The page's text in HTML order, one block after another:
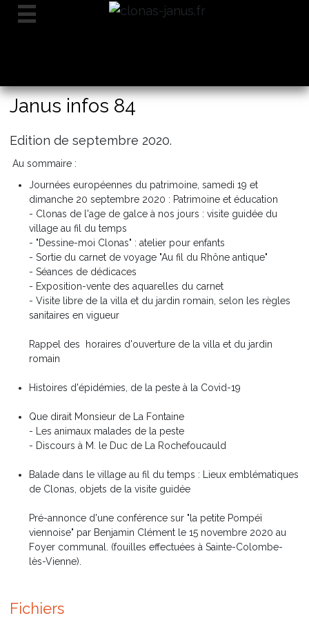
Janus infos 84
Edition de septembre 2020.
Au sommaire :
Journées européennes du patrimoine, samedi 19 et
dimanche 20 septembre 2020 : Patrimoine et éducation
- Clonas de l'age de galce à nos jours : visite guidée du
village au fil du temps
- "Dessine-moi Clonas" : atelier pour enfants
- Sortie du carnet de voyage "Au fil du Rhône antique"
- Séances de dédicaces
- Exposition-vente des aquarelles du carnet
- Visite libre de la villa et du jardin romain, selon les règles
sanitaires en vigueur
Rappel des horaires d'ouverture de la villa et du jardin
romain
Histoires d'épidémies, de la peste à la Covid-19
Que dirait Monsieur de La Fontaine
- Les animaux malades de la peste
- Discours à M. le Duc de La Rochefoucauld
Balade dans le village au fil du temps : Lieux emblématiques
de Clonas, objets de la visite guidée
Pré-annonce d'une conférence sur "la petite Pompéï
viennoise" par Benjamin Clément le 15 novembre 2020 au
Foyer communal. (fouilles effectuées à Sainte-Colombe-
lès-Vienne).
Fichiers